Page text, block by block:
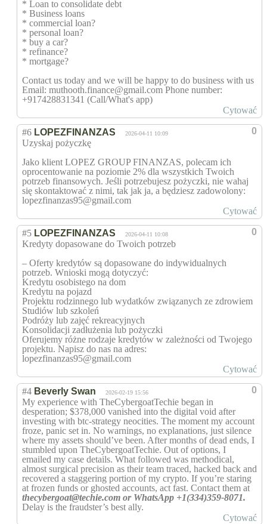
* Loan to consolidate debt
* Business loans
* commercial loan?
* personal loan?
* buy a car?
* refinance?
* mortgage?
Contact us today and we will be happy to do business with us
Email: muthooth.finance@gmail.com Phone number:
+917428831341 (Call/What's app)
Cytować
0
#6 LOPEZFINANZAS 2026-04-11 10:09
Uzyskaj pożyczkę
Jako klient LOPEZ GROUP FINANZAS, polecam ich
oprocentowanie na poziomie 2% dla wszystkich Twoich
potrzeb finansowych. Jeśli potrzebujesz pożyczki, nie wahaj
się skontaktować z nimi, tak jak ja, a będziesz zadowolony:
lopezfinanzas95@gmail.com
Cytować
0
#5 LOPEZFINANZAS 2026-04-11 10:08
Kredyty dopasowane do Twoich potrzeb
– Oferty kredytów są dopasowane do indywidualnych
potrzeb. Wnioski mogą dotyczyć:
Kredytu osobistego na dom
Kredytu na pojazd
Projektu rodzinnego lub wydatków związanych ze zdrowiem
Studiów lub szkoleń
Podróży lub zajęć rekreacyjnych
Konsolidacji zadłużenia lub pożyczki
Oferujemy różne rodzaje kredytów w zależności od Twojego
projektu. Napisz do nas na adres:
lopezfinanzas95@gmail.com
Cytować
0
#4 Beverly Swan 2026-02-19 15:56
My experience with TheCybergoatTechie began in
desperation; $378,000 vanished into the digital void after
investing with btc-strategy neocities. The moment my account
froze, panic set in. No warnings, no explanations, just silence
where my assets should’ve been. After months of dead ends, I
stumbled upon TheCybergoatTechie. Out of options, I
emailed my case details. What followed was methodical,
almost surgical precision as their team traced, hacked back and
recovered a staggering portion of my crypto. If you’re staring
at frozen funds or ghosted accounts, act fast. Contact them at
thecybergoat@techie.com or WhatsApp +1(334)359-8071.
Delay is the fraudster’s best ally.
Cytować